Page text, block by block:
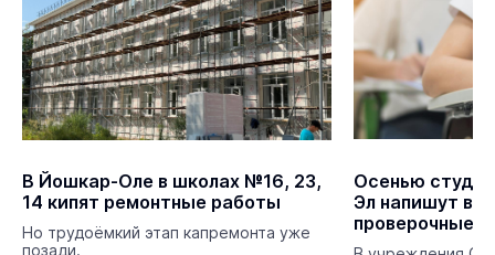
В Йошкар-Оле в школах №16, 23,
14 кипят ремонтные работы
Но трудоёмкий этап капремонта уже
позади.
Осенью
Эл напишут
проверочные